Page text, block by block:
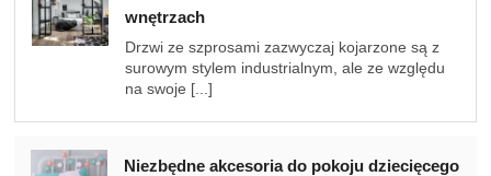
wnętrzach
Drzwi ze szprosami zazwyczaj kojarzone są z
surowym stylem industrialnym, ale ze względu
na swoje [...]
Niezbędne akcesoria do pokoju dziecięcego